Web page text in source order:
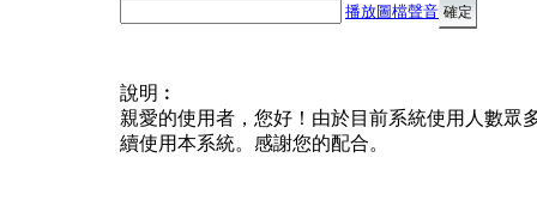
播放圖檔聲音
說明︰
親愛的使用者，您好！由於目前系統使用人數眾
續使用本系統。感謝您的配合。